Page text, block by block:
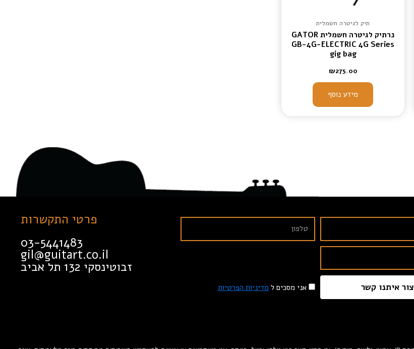
תיק לגיטרה חשמלית
נרתיק לגיטרה חשמלית GATOR
GB-4G-ELECTRIC 4G Series
gig bag
₪275.00
מידע נוסף
אני מסכים ל מדיניות הפרטיות צור איתנו קשר
פרטי התקשרות
03-5441483
gil@guitart.co.il
זבוטינסקי 132 תל אביב